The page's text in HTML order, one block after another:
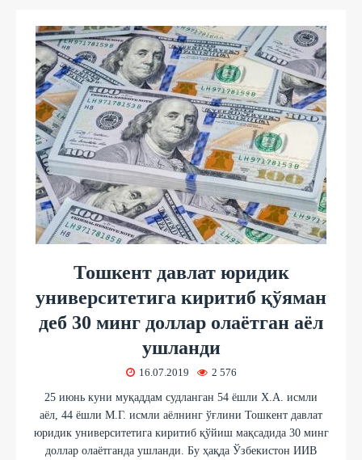
Тошкент давлат юридик
университетига киритиб қўяман
деб 30 минг доллар олаётган аёл
ушланди
16.07.2019 2 576
25 июнь куни муқаддам судланган 54 ёшли Х.А. исмли
аёл, 44 ёшли М.Г. исмли аёлнинг ўғлини Тошкент давлат
юридик университетига киритиб қўйиш мақсадида 30 минг
доллар олаётганда ушланди. Бу ҳақда Ўзбекистон ИИВ